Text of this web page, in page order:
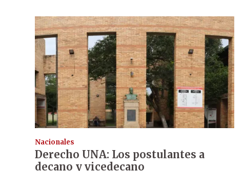
Nacionales
Derecho UNA: Los postulantes a
decano y vicedecano